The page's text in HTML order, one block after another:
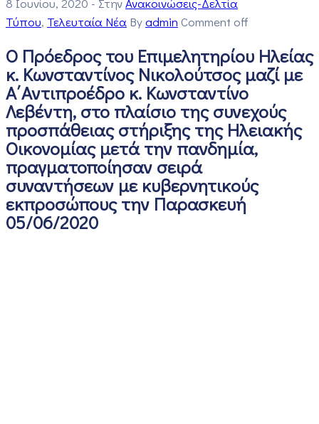
Τύπου‚ Τελευταία Νέα Byadmin Comment off
Ο Πρόεδρος του Επιμελητηρίου Ηλείας
κ. Κωνσταντίνος Νικολούτσος μαζί με
Α΄Αντιπροέδρο κ. Κωνσταντίνο
Λεβέντη, στο πλαίσιο της συνεχούς
προσπάθειας στήριξης της Ηλειακής
Οικονομίας μετά την πανδημία,
πραγματοποίησαν σειρά
συναντήσεων με κυβερνητικούς
εκπροσώπους την Παρασκευή
05/06/2020